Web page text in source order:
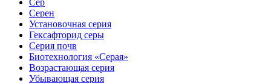
Сер
Серен
Установочная серия
Гексафторид серы
Серия почв
Биотехнология «Серая»
Возрастающая серия
Убывающая серия